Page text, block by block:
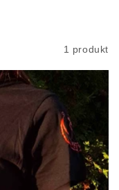
1 produkt